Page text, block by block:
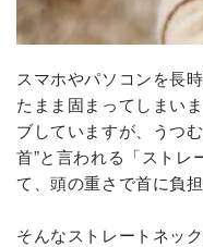
スマホやパソコンを長
たまま固まってしまい
ブしていますが、うつ
首”と言われる「ストレ
て、頭の重さで首に負
そんなストレートネッ